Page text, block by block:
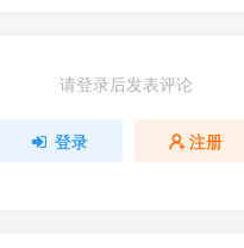
请登录后发表评论
登录 注册